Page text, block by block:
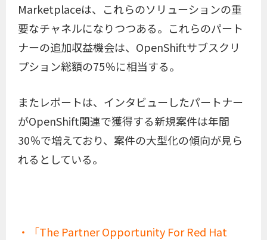
Marketplaceは、これらのソリューションの重
要なチャネルになりつつある。これらのパート
ナーの追加収益機会は、OpenShiftサブスクリ
プション総額の75％に相当する。
またレポートは、インタビューしたパートナー
がOpenShift関連で獲得する新規案件は年間
30％で増えており、案件の大型化の傾向が見ら
れるとしている。
・「The Partner Opportunity For Red Hat